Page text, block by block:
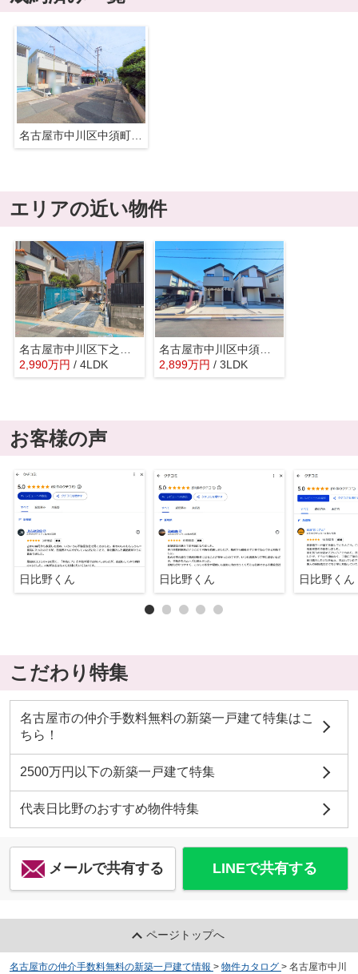
名古屋市中川区中須町字辻ノ上150-42『仲介料無料』新築戸建て
エリアの近い物件
名古屋市中川区下之一色町字宮分168『仲介料無料』新築戸建て
2,990万円 / 4LDK
名古屋市中川区中須町字辻ノ上150-27『仲介料無料』新築戸建て
2,899万円 / 3LDK
お客様の声
日比野くん 日比野くん 日比野くん
こだわり特集
名古屋市の仲介手数料無料の新築一戸建て特集はこ
ちら！
2500万円以下の新築一戸建て特集
代表日比野のおすすめ物件特集
メールで共有する LINEで共有する
ページトップへ
名古屋市の仲介手数料無料の新築一戸建て情報 > 物件カタログ > 名古屋市中川